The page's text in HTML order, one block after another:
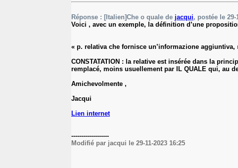
Réponse : [Italien]Che o quale de jacqui, postée le 29-
Voici , avec un exemple, la définition d’une
« p. relativa che fornisce un’informazione aggiuntiva,
CONSTATATION : la relative est insérée dans la
remplacé, moins usuellement par IL QUALE qui, au
Amichevolmente ,
Jacqui
Lien internet
-------------------
Modifié par jacqui le 29-11-2023 16:25